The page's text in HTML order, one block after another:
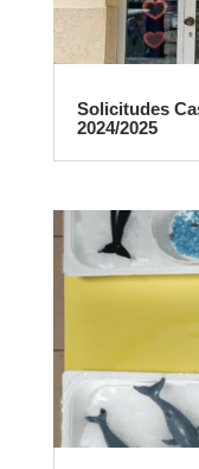
Solicitudes
2024/2025